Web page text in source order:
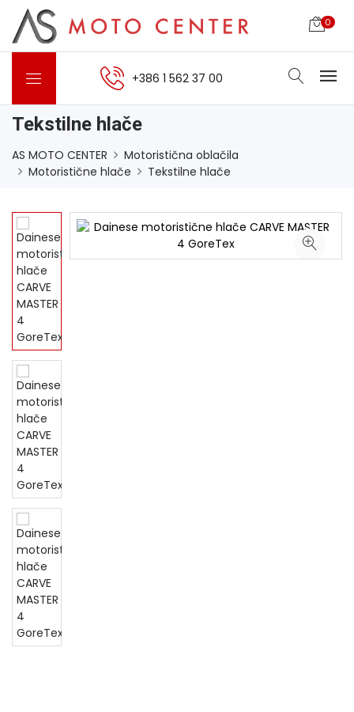
0
+386 1 562 37 00
Tekstilne hlače
AS MOTO CENTER
Motoristična oblačila
Motoristične hlače
Tekstilne hlače